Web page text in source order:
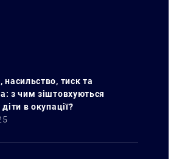
насильство, тиск та
з чим зіштовхуються
діти в окупації?